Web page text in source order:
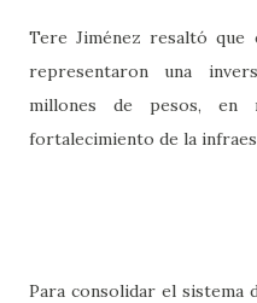
Tere Jiménez resaltó que
representaron una
millones de pesos, en
fortalecimiento de la
Para consolidar el sistema